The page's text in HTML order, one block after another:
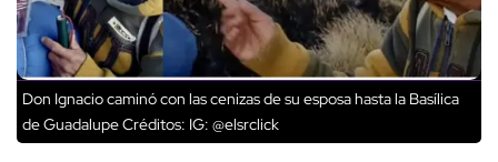
Don Ignacio caminó con las cenizas de su esposa hasta la Basílica
de GuadalupeCréditos: IG: @elsrclick